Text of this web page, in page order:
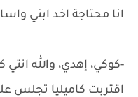
انا محتاجة اخد ابني
-كوكي، إهدي، والله
اقتربت كاميليا